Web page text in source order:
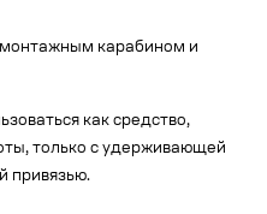
карабином и
как средство,
только с удерживающей
привязью.